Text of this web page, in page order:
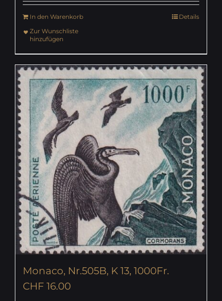
In den Warenkorb
Details
Zur Wunschliste
hinzufügen
Monaco, Nr.505B, K 13, 1000Fr.
CHF 16.00